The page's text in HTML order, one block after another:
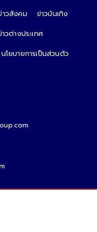
าวสังคม
ข่าวบันเทิง
าวต่างประเทศ
นโยบายการเป็นส่วนตัว